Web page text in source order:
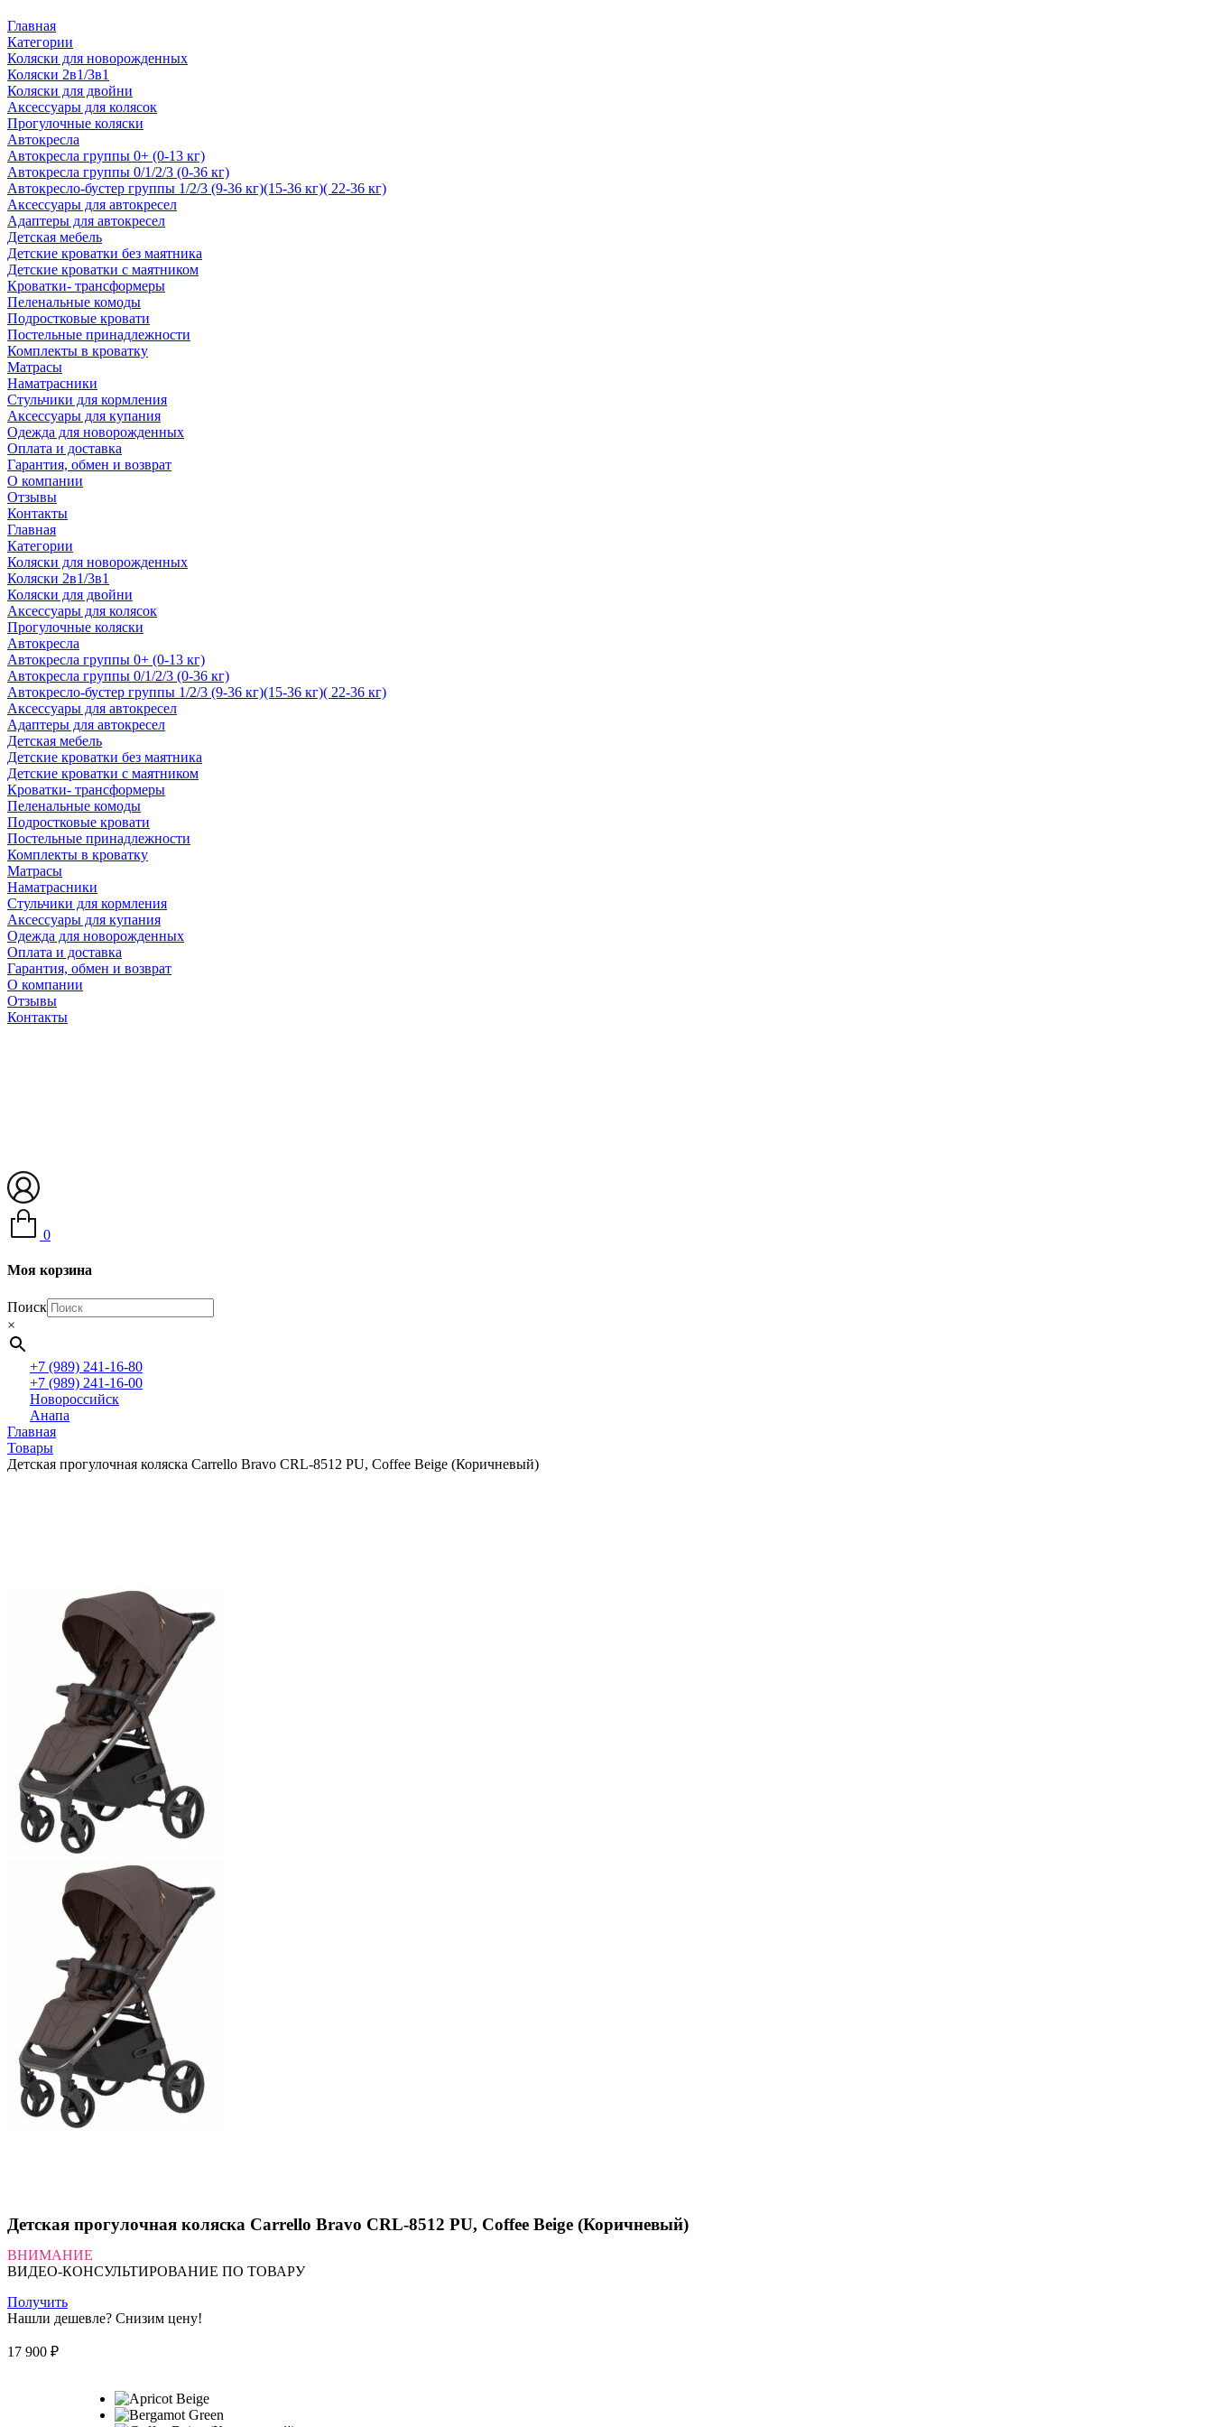
Главная
Категории
Коляски для новорожденных
Коляски 2в1/3в1
Коляски для двойни
Аксессуары для колясок
Прогулочные коляски
Автокресла
Автокресла группы 0+ (0-13 кг)
Автокресла группы 0/1/2/3 (0-36 кг)
Автокресло-бустер группы 1/2/3 (9-36 кг)(15-36 кг)( 22-36 кг)
Аксессуары для автокресел
Адаптеры для автокресел
Детская мебель
Детские кроватки без маятника
Детские кроватки с маятником
Кроватки- трансформеры
Пеленальные комоды
Подростковые кровати
Постельные принадлежности
Комплекты в кроватку
Матрасы
Наматрасники
Стульчики для кормления
Аксессуары для купания
Одежда для новорожденных
Оплата и доставка
Гарантия, обмен и возврат
О компании
Отзывы
Контакты
Главная
Категории
Коляски для новорожденных
Коляски 2в1/3в1
Коляски для двойни
Аксессуары для колясок
Прогулочные коляски
Автокресла
Автокресла группы 0+ (0-13 кг)
Автокресла группы 0/1/2/3 (0-36 кг)
Автокресло-бустер группы 1/2/3 (9-36 кг)(15-36 кг)( 22-36 кг)
Аксессуары для автокресел
Адаптеры для автокресел
Детская мебель
Детские кроватки без маятника
Детские кроватки с маятником
Кроватки- трансформеры
Пеленальные комоды
Подростковые кровати
Постельные принадлежности
Комплекты в кроватку
Матрасы
Наматрасники
Стульчики для кормления
Аксессуары для купания
Одежда для новорожденных
Оплата и доставка
Гарантия, обмен и возврат
О компании
Отзывы
Контакты
0
Моя корзина
Поиск
×
+7 (989) 241-16-80
+7 (989) 241-16-00
Новороссийск
Анапа
Главная
Товары
Детская прогулочная коляска Carrello Bravo CRL-8512 PU, Coffee Beige (Коричневый)
Детская прогулочная коляска Carrello Bravo CRL-8512 PU, Coffee Beige (Коричневый)
ВНИМАНИЕ
ВИДЕО-КОНСУЛЬТИРОВАНИЕ ПО ТОВАРУ
Получить
Нашли дешевле? Снизим цену!
17 900 ₽